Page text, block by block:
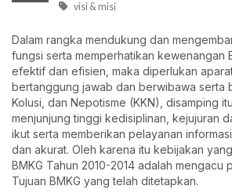
visi & misi
Dalam rangka mendukung dan
fungsi serta memperhatikan kewenangan
efektif dan efisien, maka diperlukan
bertanggung jawab dan berwibawa serta
Kolusi, dan Nepotisme (KKN), disamping
menjunjung tinggi kedisiplinan, kejujuran
ikut serta memberikan pelayanan
dan akurat. Oleh karena itu kebijakan
BMKG Tahun 2010-2014 adalah mengacu
Tujuan BMKG yang telah ditetapkan.